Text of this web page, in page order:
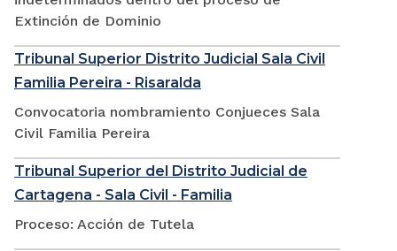
Extinción de Dominio
Tribunal Superior Distrito Judicial Sala Civil
Familia Pereira - Risaralda
Convocatoria nombramiento Conjueces Sala
Civil Familia Pereira
Tribunal Superior del Distrito Judicial de
Cartagena - Sala Civil - Familia
Proceso: Acción de Tutela